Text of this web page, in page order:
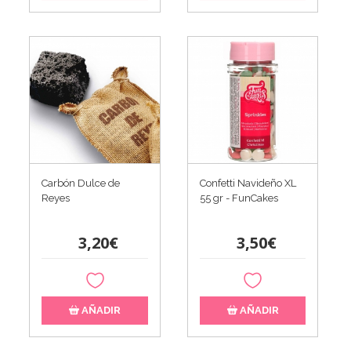
Carbón Dulce de
Reyes
3,20€
AÑADIR
Confetti Navideño XL
55 gr - FunCakes
3,50€
AÑADIR